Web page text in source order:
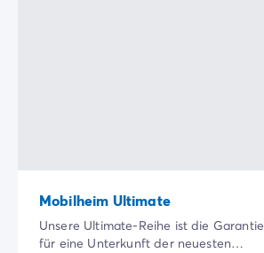
Mobilheim Ultimate
Unsere Ultimate-Reihe ist die Garantie
für eine Unterkunft der neuesten